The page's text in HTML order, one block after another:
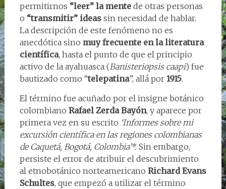
permitirnos “leer” la mentede otras personas
o “transmitir” ideassin necesidad de hablar.
La descripción de este fenómeno no es
anecdótica sino muy frecuente en la literatura
científica, hasta el punto de que el principio
activo de la ayahuasca (Banisteriopsis caapi) fue
bautizado como “telepatina”, allá por 1915.
El término fue acuñado por el insigne botánico
colombiano Rafael Zerda Bayón, y aparece por
primera vez en su escrito ‘Informes sobre mi
excursión científica en las regiones colombianas
de Caquetá, Bogotá, Colombia’*.Sin embargo,
persiste el error de atribuir el descubrimiento
al etnobotánico norteamericano Richard Evans
Schultes, que empezó a utilizar el término